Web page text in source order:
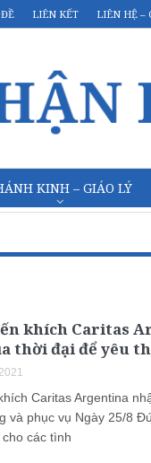
LIÊN KẾT LIÊN HỆ –
KINH – GIÁO LÝ
khích Caritas
thời đại để yêu
Caritas Argentina
và phục vụ Ngày 25/8
các tình